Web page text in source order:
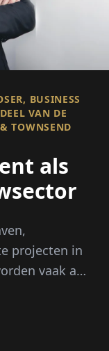
BUSINESS
VAN DE
TOWNSEND
als
projecten in
vaak als